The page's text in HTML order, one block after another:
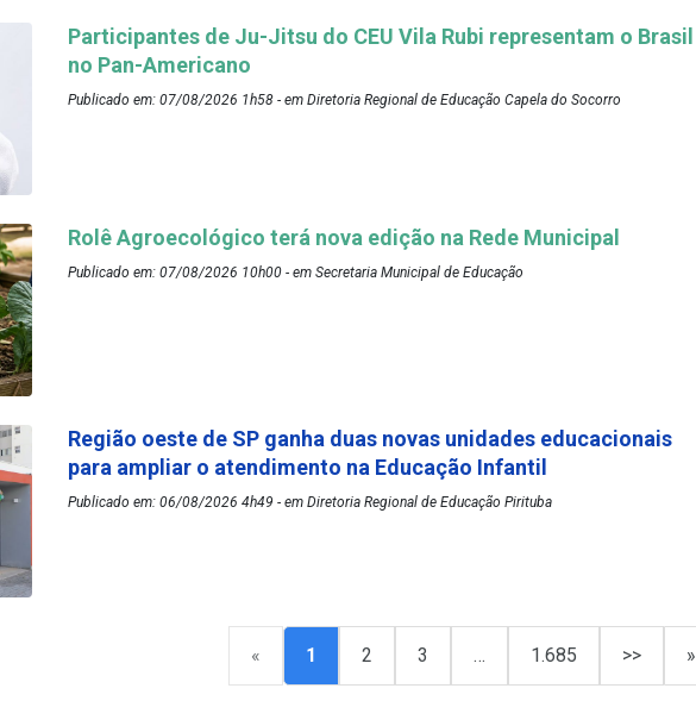
Participantes de Ju-Jitsu do CEU Vila Rubi representam o Brasil
no Pan-Americano
Publicado em: 07/08/2026 1h58 - em Diretoria Regional de Educação Capela do Socorro
Rolê Agroecológico terá nova edição na Rede Municipal
Publicado em: 07/08/2026 10h00 - em Secretaria Municipal de Educação
Região oeste de SP ganha duas novas unidades educacionais
para ampliar o atendimento na Educação Infantil
Publicado em: 06/08/2026 4h49 - em Diretoria Regional de Educação Pirituba
« 1 2 3 … 1.685 >> »